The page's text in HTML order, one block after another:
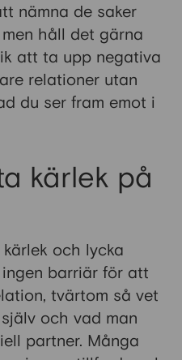
nämna de saker
håll det gärna
att ta upp negativa
relationer utan
du ser fram emot i
kärlek på
och lycka
barriär för att
tvärtom så vet
och vad man
partner. Många